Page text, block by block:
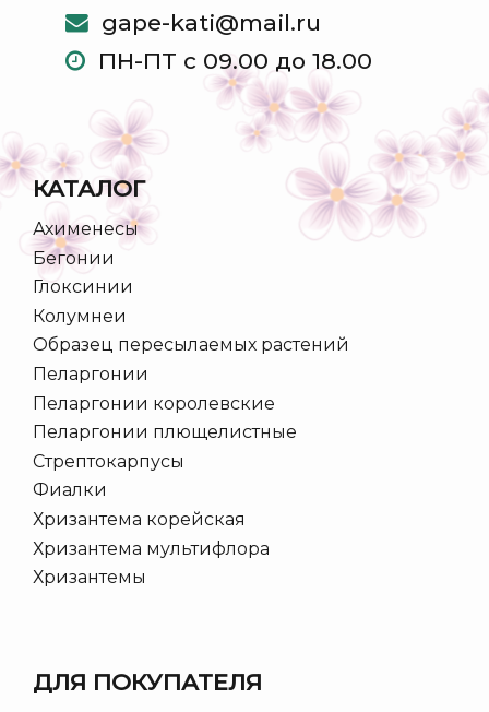
gape-kati@mail.ru
ПН-ПТ с 09.00 до 18.00
КАТАЛОГ
Ахименесы
Бегонии
Глоксинии
Колумнеи
Образец пересылаемых растений
Пеларгонии
Пеларгонии королевские
Пеларгонии плющелистные
Стрептокарпусы
Фиалки
Хризантема корейская
Хризантема мультифлора
Хризантемы
ДЛЯ ПОКУПАТЕЛЯ